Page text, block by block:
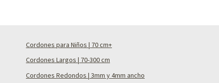
Cordones para Niños | 70 cm+
Cordones Largos | 70-300 cm
Cordones Redondos | 3mm y 4mm ancho